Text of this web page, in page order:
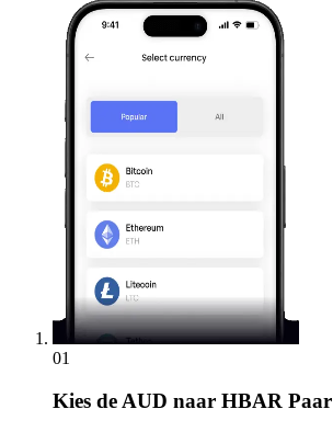
01
Kies de AUD naar HBAR Paar